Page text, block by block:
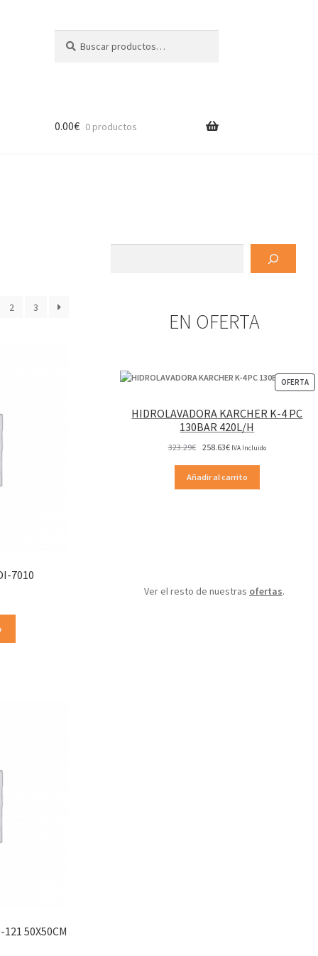
por:
0.00€ 0 productos
2 3
7010
121 50X50CM
EN OFERTA
OFERTA
EN
HIDROLAVADORA KARCHER K-4 PC
130BAR 420L/H
323.29€ El
original
258.63€El
actual
IVA Incluido
Añadir al carrito
Ver el resto de nuestras ofertas.